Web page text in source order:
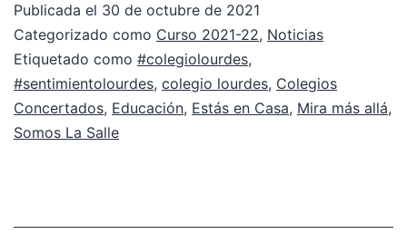
Publicada el 30 de octubre de 2021
Categorizado como Curso 2021-22, Noticias
Etiquetado como #colegiolourdes,
#sentimientolourdes, colegio lourdes, Colegios
Concertados, Educación, Estás en Casa, Mira más allá,
Somos La Salle